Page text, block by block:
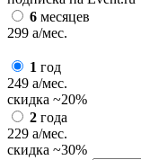
6 месяцев
299 a/мес.
1 год
249 a/мес.
скидка ~20%
2 года
229 a/мес.
скидка ~30%